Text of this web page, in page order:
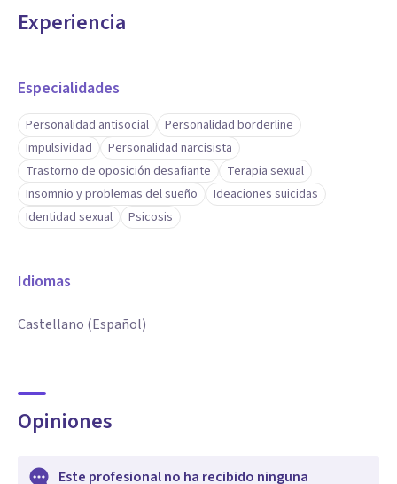
Experiencia
Especialidades
Personalidad antisocial
Personalidad borderline
Impulsividad
Personalidad narcisista
Trastorno de oposición desafiante
Terapia sexual
Insomnio y problemas del sueño
Ideaciones suicidas
Identidad sexual
Psicosis
Idiomas
Castellano (Español)
Opiniones
Este profesional no ha recibido ninguna